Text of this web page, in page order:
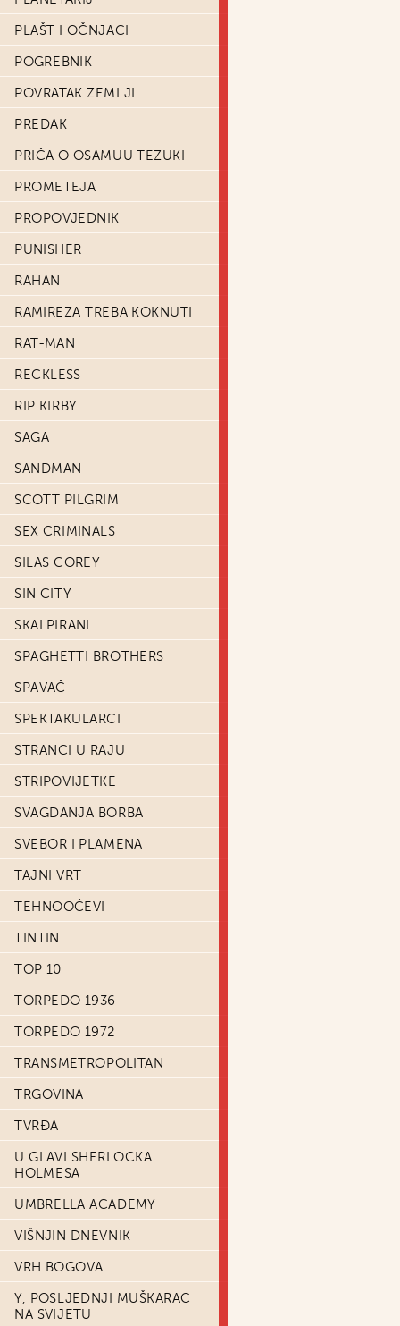
PLAŠT I OČNJACI
POGREBNIK
POVRATAK ZEMLJI
PREDAK
PRIČA O OSAMUU TEZUKI
PROMETEJA
PROPOVJEDNIK
PUNISHER
RAHAN
RAMIREZA TREBA KOKNUTI
RAT-MAN
RECKLESS
RIP KIRBY
SAGA
SANDMAN
SCOTT PILGRIM
SEX CRIMINALS
SILAS COREY
SIN CITY
SKALPIRANI
SPAGHETTI BROTHERS
SPAVAČ
SPEKTAKULARCI
STRANCI U RAJU
STRIPOVIJETKE
SVAGDANJA BORBA
SVEBOR I PLAMENA
TAJNI VRT
TEHNOOČEVI
TINTIN
TOP 10
TORPEDO 1936
TORPEDO 1972
TRANSMETROPOLITAN
TRGOVINA
TVRĐA
U GLAVI SHERLOCKA
HOLMESA
UMBRELLA ACADEMY
VIŠNJIN DNEVNIK
VRH BOGOVA
Y, POSLJEDNJI MUŠKARAC
NA SVIJETU